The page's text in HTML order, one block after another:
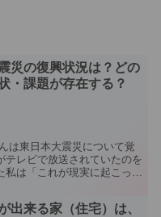
災の復興状況は？どの
・課題が存在する？
は東日本大震災について覚
テレビで放送されていたのを
は「これが現実に起こって
出来る家（住宅）は、